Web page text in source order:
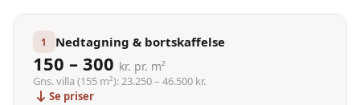
1 Nedtagning & bortskaffelse
150 – 300 kr. pr. m²
Gns. villa (155 m²): 23.250 – 46.500 kr.
Se priser